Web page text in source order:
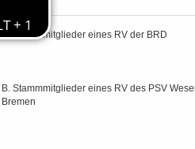
A. Stammmitglieder eines RV der BRD
B. Stammmitglieder eines RV des PSV
Bremen